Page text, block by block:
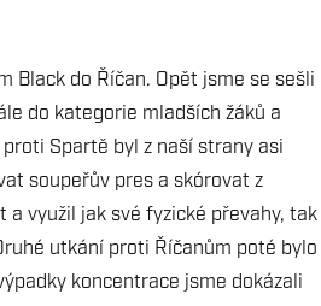
Black do Říčan. Opět jsme se sešli
do kategorie mladších žáků a
Spartě byl z naší strany asi
soupeřův pres a skórovat z
a využil jak své fyzické převahy, tak
utkání proti Říčanům poté bylo
koncentrace jsme dokázali